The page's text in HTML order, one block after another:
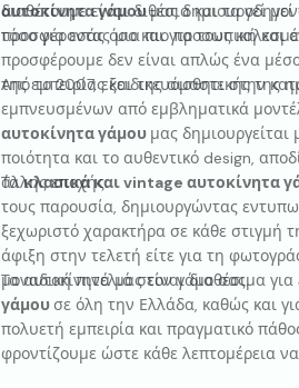
διαθέτουμε είναι διθέσια και τα
προσφέροντας μια πιο προσωπική και
αυτοκίνητα γάμουμας δημιουργεί
τόσο για εσάς όσο και για τους
προσφέρουμε δεν είναι απλώς ένα
της εμπειρίας και της αισθητικής της
Από το 2007, εξειδικευόμαστε στην
εμπνευσμένων από εμβληματικά
αυτοκίνητα γάμου μας
ποιότητα και το αυθεντικό design,
άλλης εποχής.
Τακλασικά και vintage αυτοκίνητα
τους παρουσία, δημιουργώντας
ξεχωριστό χαρακτήρα σε κάθε στιγμή
άφιξη στην τελετή είτε για τη
μοναδική πινελιά στον γάμο σας.
Τα αυτοκίνητά μας είναι διαθέσιμα για
γάμουσε όλη την Ελλάδα, καθώς και
πολυετή εμπειρία και πραγματικό
φροντίζουμε ώστε κάθε λεπτομέρεια